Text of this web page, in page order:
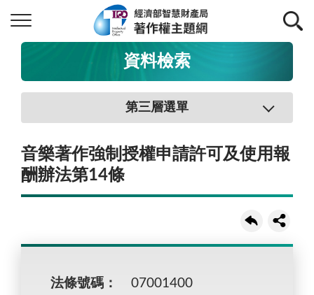
資料檢索
第三層選單
音樂著作強制授權申請許可及使用報
酬辦法第14條
法條號碼： 07001400